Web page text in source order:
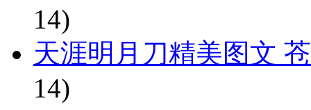
14)
天涯明月刀精美图文
14)